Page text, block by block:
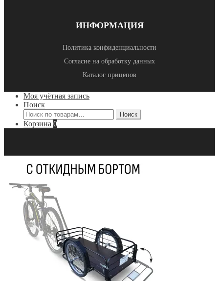
ИНФОРМАЦИЯ
Политика конфиденциальности
Согласие на обработку данных
Каталог прицепов
Моя учётная запись
Поиск
Искать:
Поиск
Корзина 0